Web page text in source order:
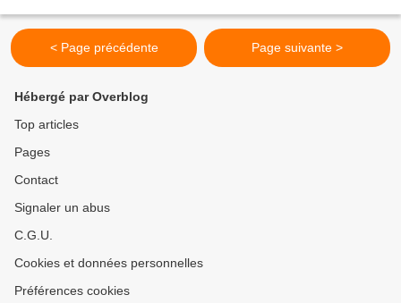
< Page précédente Page suivante >
Hébergé par Overblog
Top articles
Pages
Contact
Signaler un abus
C.G.U.
Cookies et données personnelles
Préférences cookies